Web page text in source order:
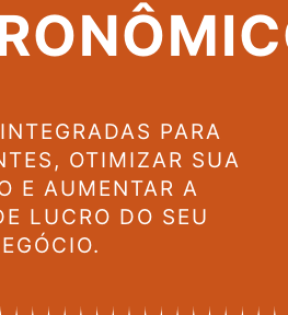
PARA
OTIMIZAR SUA
E AUMENTAR A
LUCRO DO SEU